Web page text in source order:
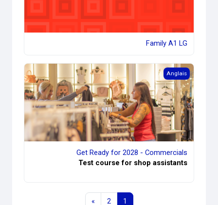
Family A1 LG
Get Ready for 2028 - Commercials
Anglais
Get Ready for 2028 - Commercials
Test course for shop assistants
1
Page 1
2
Page 2
»
Next page